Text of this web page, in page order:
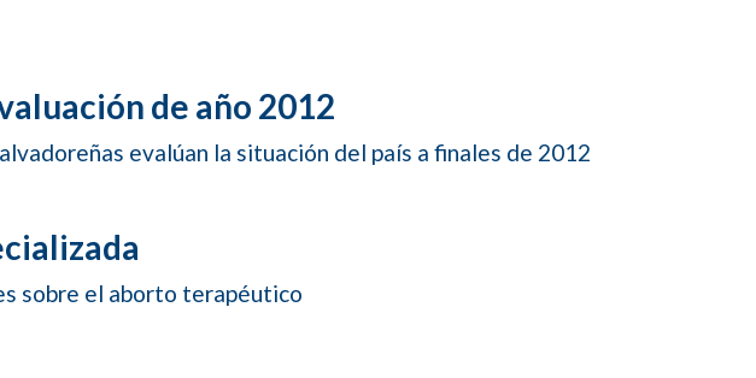
de año 2012
evalúan la situación del país a finales de 2012
sobre el aborto terapéutico